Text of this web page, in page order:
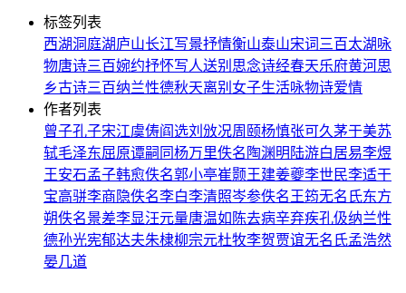
标签列表
西湖洞庭湖庐山长江写景抒情衡山泰山宋词三百太湖 咏
物唐诗三百婉约抒怀写人送别 思念诗经春天乐府黄河思
乡古诗三百纳兰性德秋天离别 女子生活咏物诗爱情
作者列表
曾子孔子宋江虞俦阎选刘攽况周颐杨慎张可久茅于美苏
轼毛泽东屈原谭嗣同杨万里佚名 陶渊明 陆游白居易李煜
王安石孟子韩愈佚名郭小亭崔颢王建姜夔李世民李适干
宝高骈李商隐佚名李白李清照岑参佚名 王筠无名氏东方
朔佚名景差李显汪元量唐温如 陈去病辛弃疾孔伋纳兰性
德孙光宪郁达夫朱棣柳宗元杜牧李贺贾谊无名氏孟浩然
晏几道